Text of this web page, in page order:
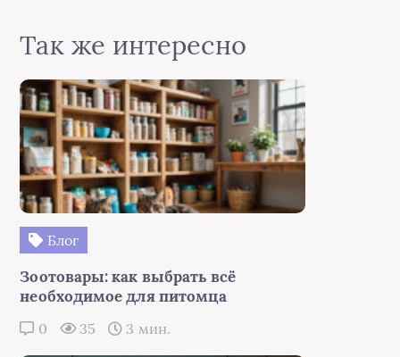
Так же интересно
Блог
Зоотовары: как выбрать всё
необходимое для питомца
0 35 3 мин.